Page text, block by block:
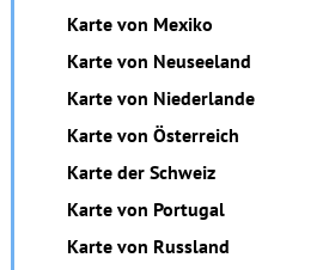
Karte von Mexiko
Karte von Neuseeland
Karte von Niederlande
Karte von Österreich
Karte der Schweiz
Karte von Portugal
Karte von Russland